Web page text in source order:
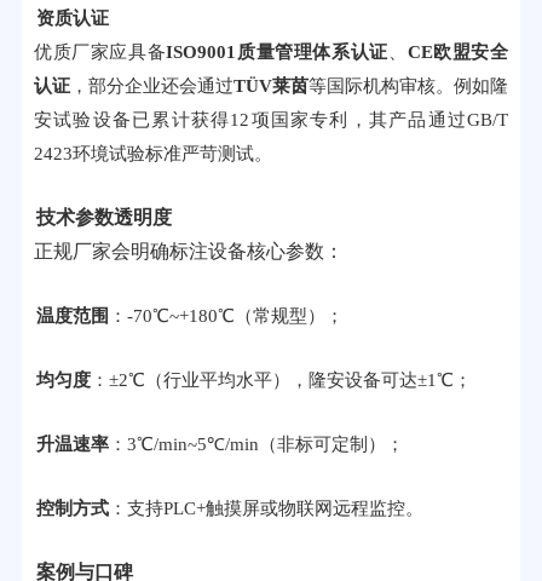
资质认证
优质厂家应具备ISO9001质量管理体系认证
CE欧盟安全
认证，部分企业还会通过TÜV莱茵等国际机构审核。例如隆
安试验设备已累计获得12项国家专利，其产品通过GB/T
2423环境试验标准严苛测试。
技术参数透明度
正规厂家会明确标注设备核心参数：
温度范围 ：-70℃~+180℃（常规型）；
均匀度：±2℃（行业平均水平），隆安设备可达±1℃；
升温速率：3℃/min~5℃/min（非标可定制）；
控制方式：支持PLC+触摸屏或物联网远程监控。
案例与口碑